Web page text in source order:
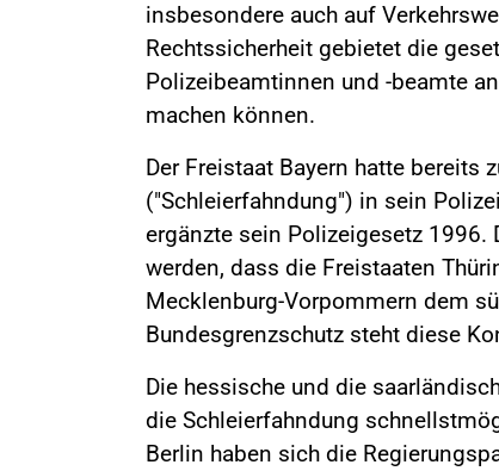
insbesondere auch auf
Rechtssicherheit gebietet die
Polizeibeamtinnen und -beamte
machen können.
Der Freistaat Bayern hatte
("Schleierfahndung") in sein
ergänzte sein Polizeigesetz 1996.
werden, dass die Freistaaten
Mecklenburg-Vorpommern dem
Bundesgrenzschutz steht diese
Die hessische und die
die Schleierfahndung
Berlin haben sich die